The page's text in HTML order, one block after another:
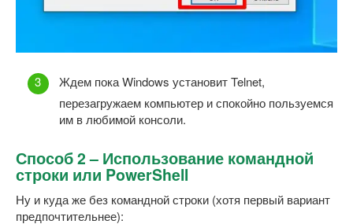
Ждем пока Windows установит Telnet,
перезагружаем компьютер и спокойно пользуемся
им в любимой консоли.
Способ 2 – Использование командной
строки или PowerShell
Ну и куда же без командной строки (хотя первый вариант
предпочтительнее):